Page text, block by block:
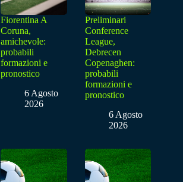
Fiorentina A
Coruna,
amichevole:
probabili
formazioni e
pronostico
6 Agosto
2026
Preliminari
Conference
League,
Debrecen
Copenaghen:
probabili
formazioni e
pronostico
6 Agosto
2026